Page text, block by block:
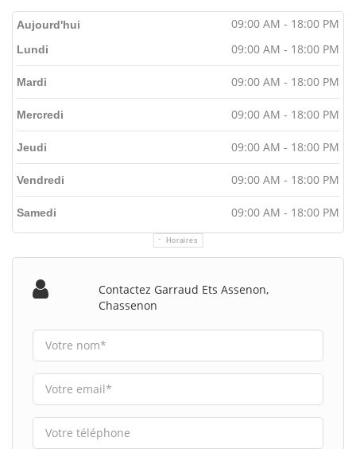
Aujourd'hui 09:00 AM - 18:00 PM
Horaires
Lundi 09:00 AM - 18:00 PM
Mardi 09:00 AM - 18:00 PM
Mercredi 09:00 AM - 18:00 PM
Jeudi 09:00 AM - 18:00 PM
Vendredi 09:00 AM - 18:00 PM
Samedi 09:00 AM - 18:00 PM
Contactez Garraud Ets Assenon,
Chassenon